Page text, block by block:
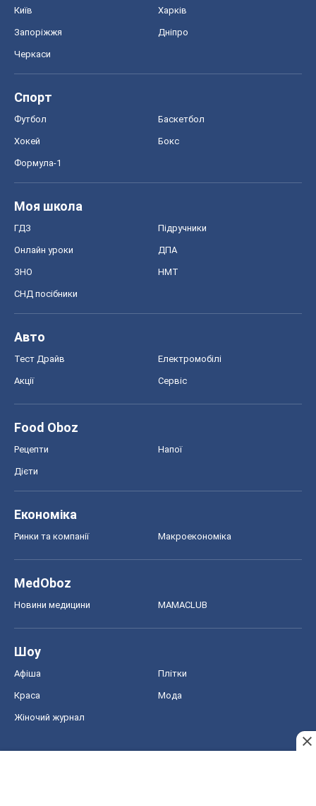
Київ Харків
Запоріжжя Дніпро
Черкаси
Спорт
Футбол Баскетбол
Хокей Бокс
Формула-1
Моя школа
ГДЗ Підручники
Онлайн уроки ДПА
ЗНО НМТ
СНД посібники
Авто
Тест Драйв Електромобілі
Акції Сервіс
Food Oboz
Рецепти Напої
Дієти
Економіка
Ринки та компанії Макроекономіка
MedOboz
Новини медицини MAMACLUB
Шоу
Афіша Плітки
Краса Мода
Жіночий журнал